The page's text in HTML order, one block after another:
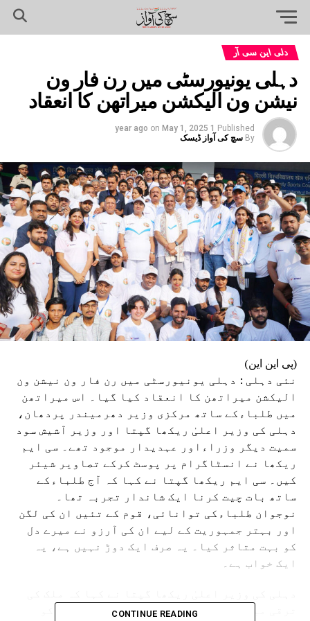
دلی این سی آر
دہلی یونیورسٹی میں رن فار ون
نیشن ون الیکشن میراتھن کا انعقاد
Published
1 year ago
on May 1, 2025
By سچ کی آواز ڈیسک
(پی این این)
نئی دہلی : دہلی یونیورسٹی میں رن فار ون نیشن ون
الیکشن میراتھن کا انعقاد کیا گیا۔ اس میراتھن
میں طلباءکے ساتھ مرکزی وزیر دھرمیندر پردھان،
دہلی کی وزیر اعلیٰ ریکھا گپتا اور وزیر آشیش سود
سمیت دیگر وزراءاور عہدیدار موجود تھے۔ سی ایم
ریکھا نے انسٹاگرام پر پوسٹ کرکے تصاویر شیئر
کیں۔ سی ایم ریکھا گپتا نے کہا کہ آج طلباءکے
ساتھ بات چیت کرنا ایک شاندار تجربہ تھا۔
نوجوان طلباءکی توانائی، قوم کے تئیں ان کی لگن
اور بہتر جمہوریت کے لیے ان کی آرزو نے میرے دل
کو بہت متاثر کیا۔ یہ صرف ایک دوڑ نہیں ہے، یہ
ایک خواب ہے۔
ترقی میں رکاوٹ بننے والے “اسپیڈ بریکرز” کو
CONTINUE READING